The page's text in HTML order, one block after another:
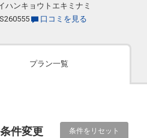
ハンキョウトエキミナミ
口コミを見る
プラン一覧
件変更 条件をリセット